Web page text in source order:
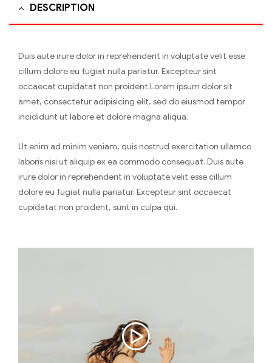
DESCRIPTION
Duis aute irure dolor in reprehenderit in voluptate velit esse
cillum dolore eu fugiat nulla pariatur. Excepteur sint
occaecat cupidatat non proident.Lorem ipsum dolor sit
amet, consectetur adipisicing elit, sed do eiusmod tempor
incididunt ut labore et dolore magna aliqua.
Ut enim ad minim veniam, quis nostrud exercitation ullamco
laboris nisi ut aliquip ex ea commodo consequat. Duis aute
irure dolor in reprehenderit in voluptate velit esse cillum
dolore eu fugiat nulla pariatur. Excepteur sint occaecat
cupidatat non proident, sunt in culpa qui.